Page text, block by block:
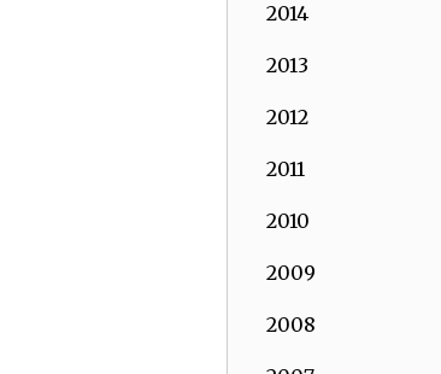
2014
2013
2012
2011
2010
2009
2008